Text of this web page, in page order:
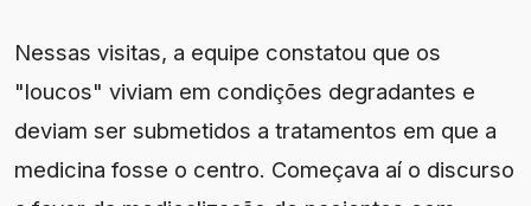
Nessas visitas, a equipe constatou que os
"loucos" viviam em condições degradantes e
deviam ser submetidos a tratamentos em que a
medicina fosse o centro. Começava aí o discurso